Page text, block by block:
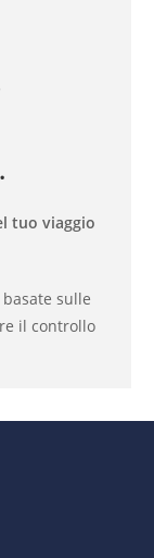
tuo viaggio
sulle
il controllo